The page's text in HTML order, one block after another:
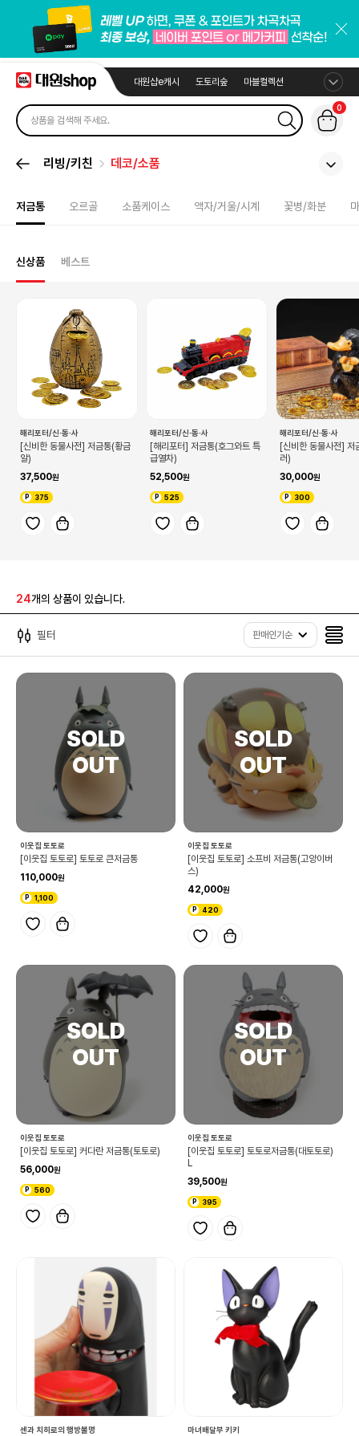
대원샵e캐시 도토리숲 마블컬렉션
0
리빙/키친 데코/소품
저금통 오르골 소품케이스 액자/거울/시계 꽃병/화분
신상품 베스트
해리포터/신·동·사
[신비한 동물사전] 저금통(황금
알)
37,500
375
해리포터/신·동·사
[해리포터] 저금통(호그와트 특
급열차)
52,500
525
해리포터/신·동·사
[신비한 동물사전] 저
러)
30,000
300
24개의 상품이 있습니다.
필터 판매인기순
이웃집 토토로
[이웃집 토토로] 토토로 큰저금통
110,000
1,100
이웃집 토토로
[이웃집 토토로] 소프비 저금통(고양이버
스)
42,000
420
이웃집 토토로
[이웃집 토토로] 커다란 저금통(토토로)
56,000
560
이웃집 토토로
[이웃집 토토로] 토토로저금통(대토토로)
L
39,500
395
센과 치히로의 행방불명 마녀배달부 키키